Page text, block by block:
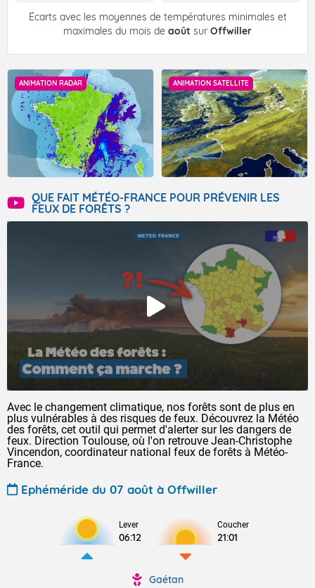
Écarts avec les moyennes de températures minimales et
maximales du mois de août sur Offwiller
ANIMATION RADAR ANIMATION SATELLITE
QUE FAIT MÉTÉO-FRANCE POUR PRÉVENIR LES
FEUX DE FORÊTS ?
Avec le changement climatique, nos forêts sont de plus en
plus vulnérables à des risques de feux. Découvrez la Météo
des forêts, cet outil qui permet d'alerter sur les dangers de
feux. Direction Toulouse, où l'on retrouve Jean-Christophe
Vincendon, coordinateur national feux de forêts à Météo-
France.
Ephéméride du 07 août à Offwiller
Lever
06:12
Coucher
21:01
Gaétan